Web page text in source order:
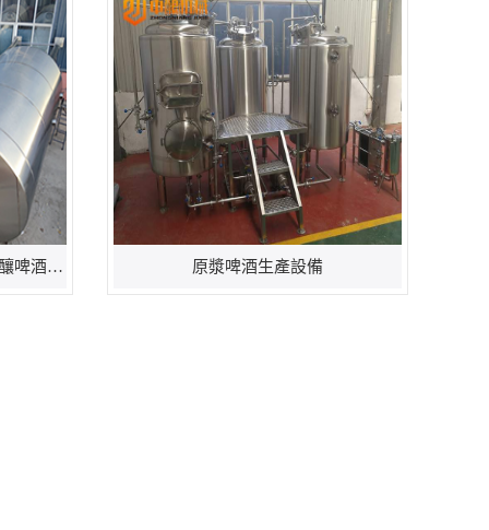
大中小型（xíng）年產1萬噸精釀啤酒廠設備生產廠家 原漿啤酒生產設備